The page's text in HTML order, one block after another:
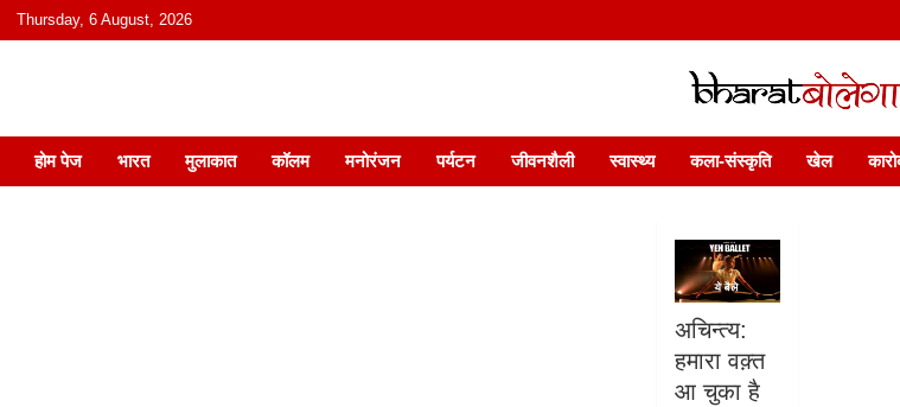
content
Thursday, 6 August, 2026
भारत बोलेगा
हिंदी में समाचार, विचार, ऑडियो, वीडियो और फ़ीचर. भारत बोलेगा हिंदी न्यूज़ वेबसाइट India: News,
होम पेज भारत मुलाकात कॉलम मनोरंजन पर्यटन जीवनशैली स्वास्थ्य कला-संस्कृति खेल
अचिन्त्य:
हमारा वक़्त
आ चुका है